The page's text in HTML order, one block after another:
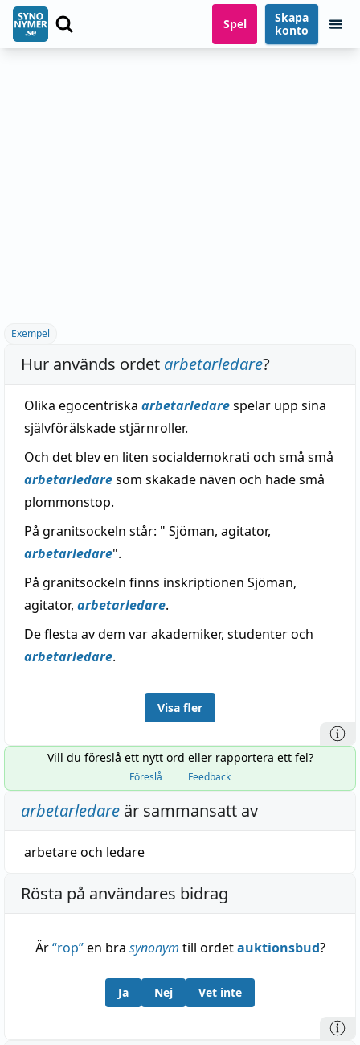
Spel
Skapa
konto
Exempel
Hur används ordet arbetarledare?
Olika egocentriska arbetarledarespelar upp sina
självförälskade stjärnroller.
Och det blev en liten socialdemokrati och små små
arbetarledaresom skakade näven och hade små
plommonstop.
På granitsockeln står: " Sjöman, agitator,
arbetarledare".
På granitsockeln finns inskriptionen Sjöman,
agitator, arbetarledare.
De flesta av dem var akademiker, studenter och
arbetarledare.
Visa fler
Vill du föreslå ett nytt ord eller rapportera ett fel?
Föreslå Feedback
arbetarledare är sammansatt av
arbetareoch ledare
Rösta på användares bidrag
Är“rop”en bra synonym till ordetauktionsbud?
Ja Nej Vet inte